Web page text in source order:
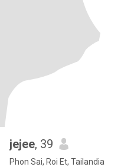
jejee, 39
Phon Sai, Roi Et, Tailandia